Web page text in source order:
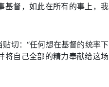
基督，如此在所有的事上，我
切：“任何想在基督的统率下
将自己全部的精力奉献给这场